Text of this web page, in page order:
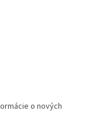
o nových